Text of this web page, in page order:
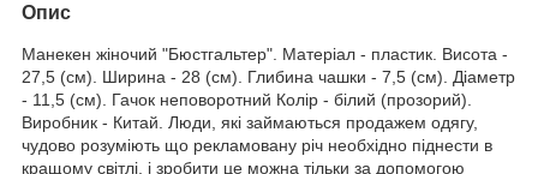
Опис
Манекен жіночий "Бюстгальтер". Матеріал - пластик. Висота -
27,5 (см). Ширина - 28 (см). Глибина чашки - 7,5 (см). Діаметр
- 11,5 (см). Гачок неповоротний Колір - білий (прозорий).
Виробник - Китай. Люди, які займаються продажем одягу,
чудово розуміють що рекламовану річ необхідно піднести в
кращому світлі, і зробити це можна тільки за допомогою